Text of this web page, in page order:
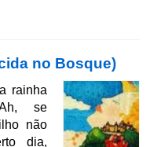
um
lhe
me o
sim,
no Bosque)
rainha
se
não
dia,